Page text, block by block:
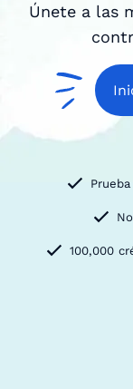
Únete a las
100,000